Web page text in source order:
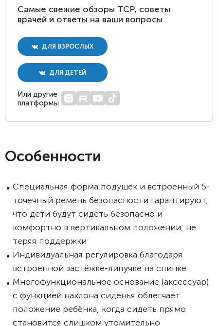
Самые свежие обзоры ТСР, советы
врачей и ответы на ваши вопросы
ДЛЯ ВЗРОСЛЫХ
ДЛЯ ДЕТЕЙ
Или другие
платформы
Особенности
Специальная форма подушек и встроенный 5-
точечный ремень безопасности гарантируют,
что дети будут сидеть безопасно и
комфортно в вертикальном положении, не
теряя поддержки
Индивидуальная регулировка благодаря
встроенной застёжке-липучке на спинке
Многофункциональное основание (аксессуар)
с функцией наклона сиденья облегчает
положение ребёнка, когда сидеть прямо
становится слишком утомительно